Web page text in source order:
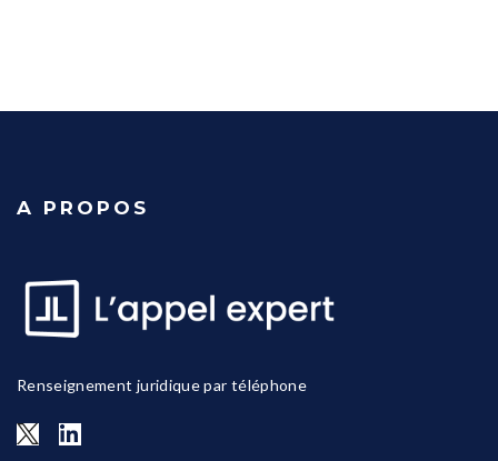
A PROPOS
Renseignement juridique par téléphone